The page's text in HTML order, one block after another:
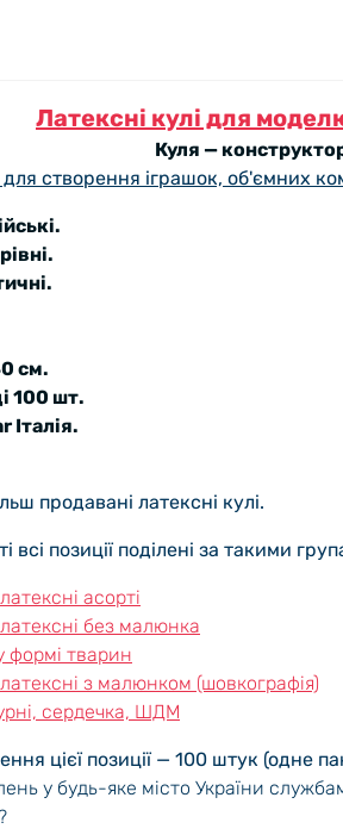
Латексні кулі для
Куля —
створення іграшок, об'ємних
см.
100 шт.
Італія.
продавані латексні кулі.
всі позиції поділені за такими
асорті
латексні без малюнка
формі тварин
латексні з малюнком (шовкографія)
сердечка, ШДМ
цієї позиції — 100 штук (одне
у будь-яке місто України